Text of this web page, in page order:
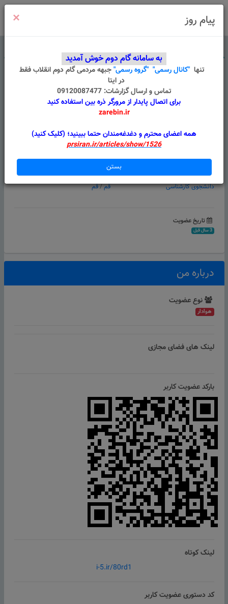
تحصیلات
دانشجوی کارشناسی
موقعیت
قم/قم
تاریخ عضویت
3 سال قبل
درباره من
نوع عضویت
هوادار
لینک های فضای مجازی
بارکد عضویت کاربر
لینک کوتاه
i-5.ir/80rd1
کد دستوری عضویت کاربر
پیام روز ×
به سامانه گام دوم خوش آمدید
تنها "کانال رسمی" "گروه رسمی"جبهه مردمی گام دوم انقلابفقط
در ایتا
تماس و ارسال گزارشات: 09120087477
برای اتصال پایدار از مرورگر ذره بین استفاده کنید
zarebin.ir
همه اعضای محترم و دغدغه‌مندان حتما ببینید؛ (کلیک کنید)
prsiran.ir/articles/show/1526
بستن